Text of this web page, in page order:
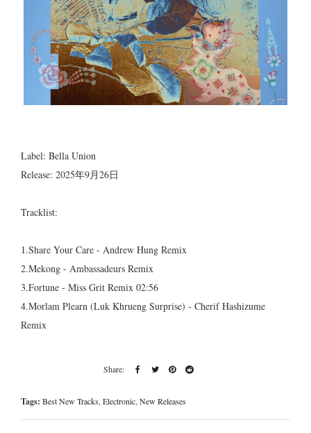
Label: Bella Union
Release: 2025年9月26日
Tracklist:
1.Share Your Care - Andrew Hung Remix
2.Mekong - Ambassadeurs Remix
3.Fortune - Miss Grit Remix 02:56
4.Morlam Plearn (Luk Khrueng Surprise) - Cherif Hashizume
Remix
Tags: Best New Tracks,Electronic,New Releases